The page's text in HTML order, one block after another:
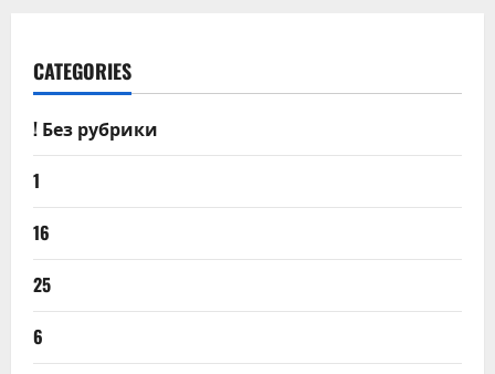
CATEGORIES
! Без рубрики
1
16
25
6